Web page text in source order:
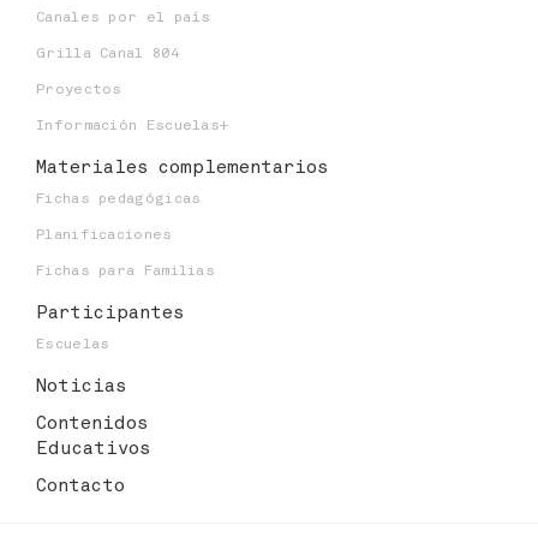
Canales por el país
Grilla Canal 804
Proyectos
Información Escuelas+
Materiales complementarios
Fichas pedagógicas
Planificaciones
Fichas para Familias
Participantes
Escuelas
Noticias
Contenidos
Educativos
Contacto